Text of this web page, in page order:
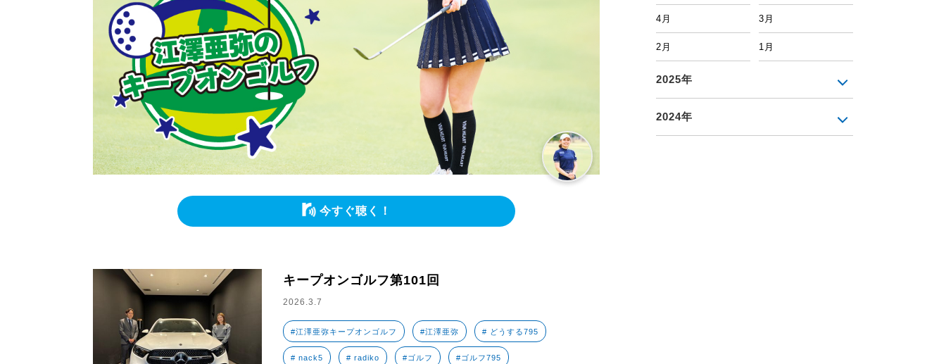
今すぐ聴く！
キープオンゴルフ第101回
2026.3.7
#江澤亜弥キープオンゴルフ #江澤亜弥 # どうする795
# nack5 # radiko #ゴルフ #ゴルフ795
4月 3月
2月 1月
2025年
2024年